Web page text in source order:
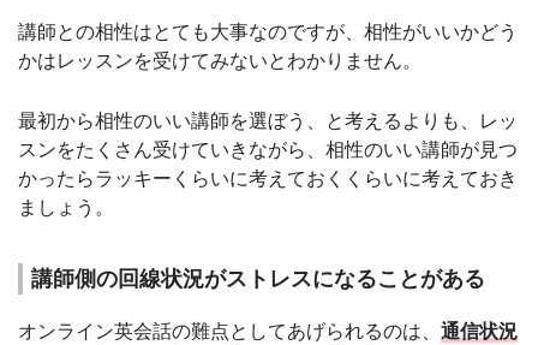
講師との相性はとても大事なのですが、相性がいいかどう
かはレッスンを受けてみないとわかりません。
最初から相性のいい講師を選ぼう、と考えるよりも、レッ
スンをたくさん受けていきながら、相性のいい講師が見つ
かったらラッキーくらいに考えておくくらいに考えておき
ましょう。
講師側の回線状況がストレスになることがある
オンライン英会話の難点としてあげられるのは、 通信状況